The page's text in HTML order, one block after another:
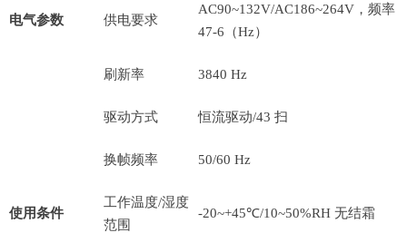
电气参数 供电要求
AC90~132V/AC186~264V，频率
47-6（Hz）
刷新率 3840 Hz
驱动方式 恒流驱动/43 扫
换帧频率 50/60 Hz
使用条件
工作温度/湿度
范围
-20~+45℃/10~50%RH 无结霜